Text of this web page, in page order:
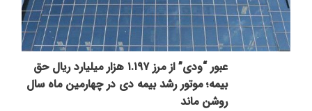
عبور “ودی” از مرز ۱.۱۹۷ هزار میلیارد ریال حق
بیمه؛ موتور رشد بیمه دی در چهارمین ماه سال
روشن ماند